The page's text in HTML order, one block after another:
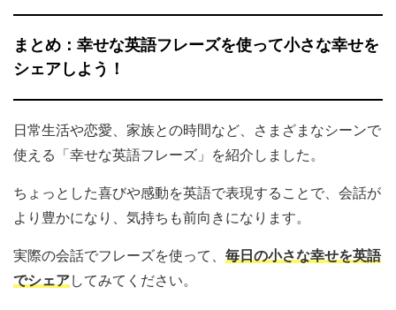
まとめ：幸せな英語フレーズを使って小さな幸せを
シェアしよう！
日常生活や恋愛、家族との時間など、さまざまなシーンで
使える「幸せな英語フレーズ」を紹介しました。
ちょっとした喜びや感動を英語で表現することで、会話が
より豊かになり、気持ちも前向きになります。
実際の会話でフレーズを使って、 毎日の小さな幸せを英語
でシェアしてみてください。